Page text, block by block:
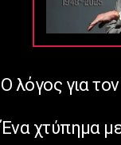
Ο λόγος για
Ένα χτύπημα